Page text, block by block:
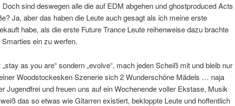
Doch sind deswegen alle die auf EDM abgehen und ghostproduced Acts
Ja, aber das haben die Leute auch gesagt als ich meine erste
habe, als die erste Future Trance Leute reihenweise dazu brachte
ein zu werfen.
as you are“ sondern „evolve“, mach jeden Scheiß mit und bleib nur
Woodstockesken Szenerie sich 2 Wunderschöne Mädels … naja
Jugendfrei und freuen uns auf ein Wochenende voller Ekstase, Musik
das so etwas wie Gitarren existiert, bekloppte Leute und hoffentlich